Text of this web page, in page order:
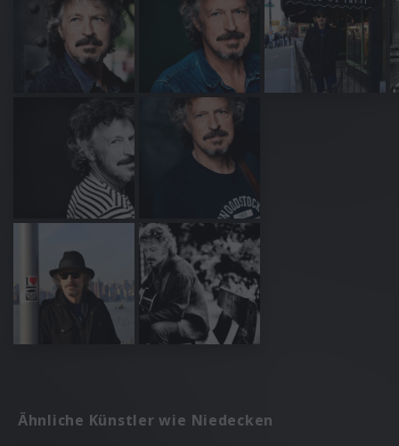
Ähnliche Künstler wie Niedecken